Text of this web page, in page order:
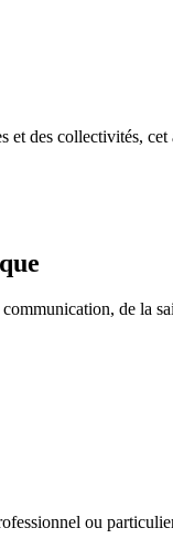
et des collectivités,
de la
ou